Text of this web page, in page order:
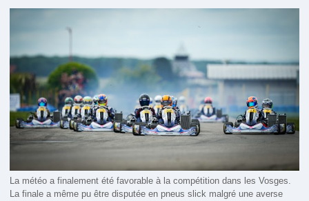
La météo a finalement été favorable à la compétition dans les Vosges.
La finale a même pu être disputée en pneus slick malgré une averse